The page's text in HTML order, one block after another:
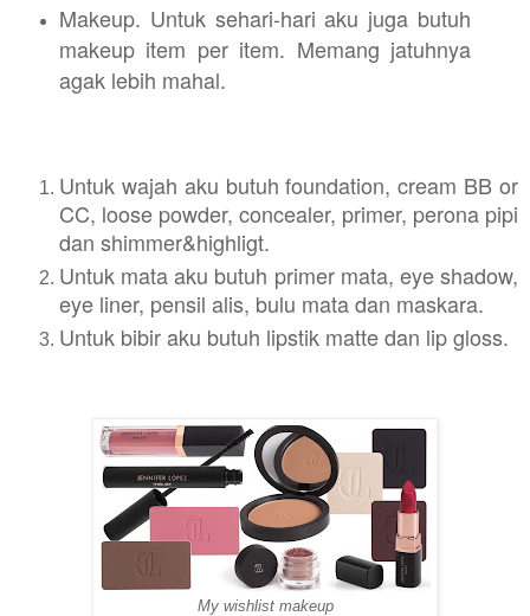
Makeup. Untuk sehari-hari aku juga butuh
makeup item per item. Memang jatuhnya
agak lebih mahal.
Untuk wajah aku butuh foundation, cream BB or
CC, loose powder, concealer, primer, perona pipi
dan shimmer&highligt.
Untuk mata aku butuh primer mata, eye shadow,
eye liner, pensil alis, bulu mata dan maskara.
Untuk bibir aku butuh lipstik matte dan lip gloss.
My wishlist makeup